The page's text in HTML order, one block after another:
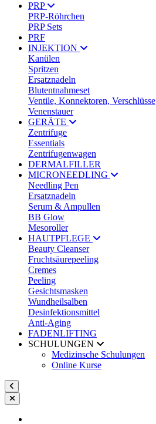
PRP
PRP-Röhrchen
PRP Sets
PRF
INJEKTION
Kanülen
Spritzen
Ersatznadeln
Blutentnahmeset
Ventile, Konnektoren, Verschlüsse
Venenstauer
GERÄTE
Zentrifuge
Essentials
Zentrifugenwagen
DERMALFILLER
MICRONEEDLING
Needling Pen
Ersatznadeln
Serum & Ampullen
BB Glow
Mesoroller
HAUTPFLEGE
Beauty Cleanser
Fruchtsäurepeeling
Cremes
Peeling
Gesichtsmasken
Wundheilsalben
Desinfektionsmittel
Anti-Aging
FADENLIFTING
SCHULUNGEN
Medizinsche Schulungen
Online Kurse